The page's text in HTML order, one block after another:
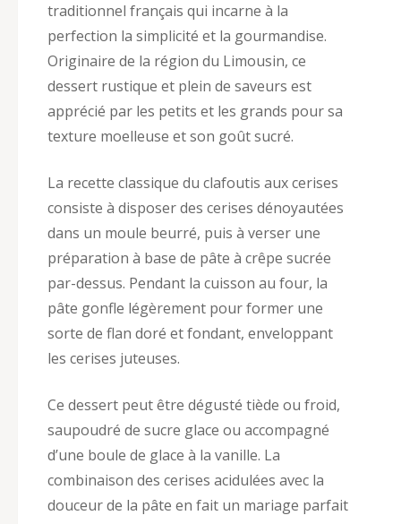
traditionnel français qui incarne à la
perfection la simplicité et la gourmandise.
Originaire de la région du Limousin, ce
dessert rustique et plein de saveurs est
apprécié par les petits et les grands pour sa
texture moelleuse et son goût sucré.
La recette classique du clafoutis aux cerises
consiste à disposer des cerises dénoyautées
dans un moule beurré, puis à verser une
préparation à base de pâte à crêpe sucrée
par-dessus. Pendant la cuisson au four, la
pâte gonfle légèrement pour former une
sorte de flan doré et fondant, enveloppant
les cerises juteuses.
Ce dessert peut être dégusté tiède ou froid,
saupoudré de sucre glace ou accompagné
d’une boule de glace à la vanille. La
combinaison des cerises acidulées avec la
douceur de la pâte en fait un mariage parfait